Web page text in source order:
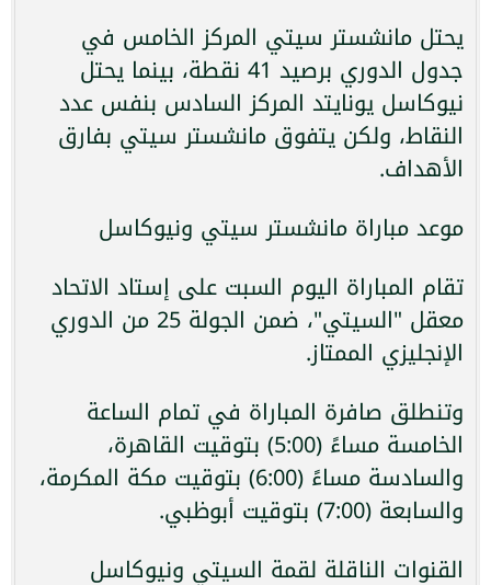
يحتل مانشستر سيتي المركز الخامس في
جدول الدوري برصيد 41 نقطة، بينما يحتل
نيوكاسل يونايتد المركز السادس بنفس عدد
النقاط، ولكن يتفوق مانشستر سيتي بفارق
الأهداف.
موعد مباراة مانشستر سيتي ونيوكاسل
تقام المباراة اليوم السبت على إستاد الاتحاد
معقل "السيتي"، ضمن الجولة 25 من الدوري
الإنجليزي الممتاز.
وتنطلق صافرة المباراة في تمام الساعة
الخامسة مساءً (5:00) بتوقيت القاهرة،
والسادسة مساءً (6:00) بتوقيت مكة المكرمة،
والسابعة (7:00) بتوقيت أبوظبي.
القنوات الناقلة لقمة السيتي ونيوكاسل